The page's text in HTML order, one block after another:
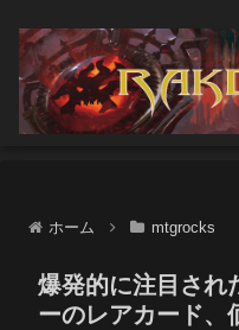
ホーム mtgrocks
爆発的に注目され
ーのレアカード、